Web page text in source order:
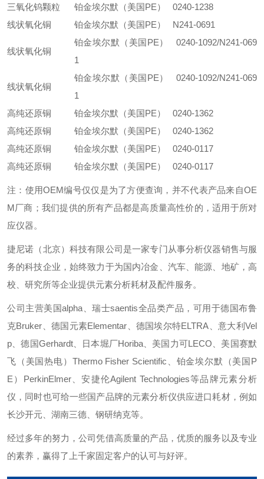
三氧化钨颗粒
铂金埃尔默（美国PE） 0240-1238
线状氧化铜
铂金埃尔默（美国PE） N241-0691
线状氧化铜
铂金埃尔默（美国PE） 0240-1092/N241-069
1
线状氧化铜
铂金埃尔默（美国PE） 0240-1092/N241-069
1
高纯还原铜
铂金埃尔默（美国PE） 0240-1362
高纯还原铜
铂金埃尔默（美国PE） 0240-1362
高纯还原铜
铂金埃尔默（美国PE） 0240-0117
高纯还原铜
铂金埃尔默（美国PE） 0240-0117
注：使用OEM编号仅仅是为了方便查询，并不代表产品来自OE
M厂商；我们提供的所有产品都是高质量高性价的，适用于所对
应仪器。
捷尼诺（北京）科技有限公司是一家专门从事分析仪器销售与服
务的科技企业，始终致力于为国内冶金、汽车、能源、地矿，高
校、研究所等企业提供元素分析耗材及配件服务。
公司主营美国alpha、瑞士saentis全品类产品，可用于德国布鲁
克Bruker、德国元素Elementar、德国埃尔特ELTRA、意大利Vel
p、德国Gerhardt、日本堀厂Horiba、美国力可LECO、美国赛默
飞（美国热电）Thermo Fisher Scientific、铂金埃尔默（美国P
E）PerkinElmer、安捷伦Agilent Technologies等品牌元素分析
仪，同时也可给一些国产品牌的元素分析仪供应进口耗材，例如
长沙开元、湖南三德、钢研纳克等。
经过多年的努力，公司凭借高质量的产品，优质的服务以及专业
的素养，赢得了上千家固定客户的认可与好评。